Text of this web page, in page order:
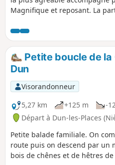
Magnifique et reposant. La
deux reprises, mais c'est très
pour quelqu'un qui marche
ne vous inquiétez pas.
Petite boucle de la
Dun
Visorandonneur
5,27 km
+125 m -
Départ à Dun-les-Places
Petite balade familiale. On
route puis on descend par un
bois de chênes et de hêtres